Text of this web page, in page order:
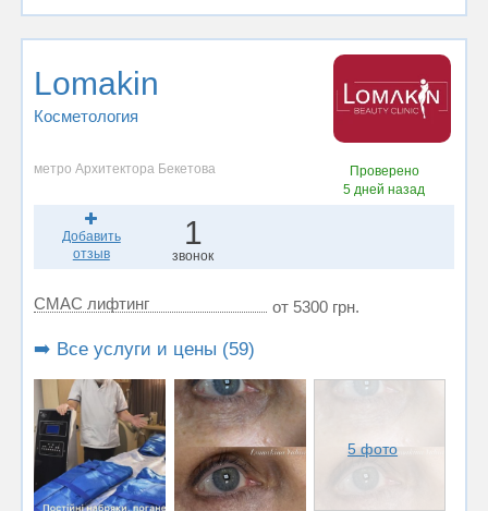
Lomakin
Косметология
метро Архитектора Бекетова
Проверено
5 дней назад
Добавить
отзыв
1
звонок
СМАС лифтинг от 5300 грн.
➡️ Все услуги и цены (59)
5 фото